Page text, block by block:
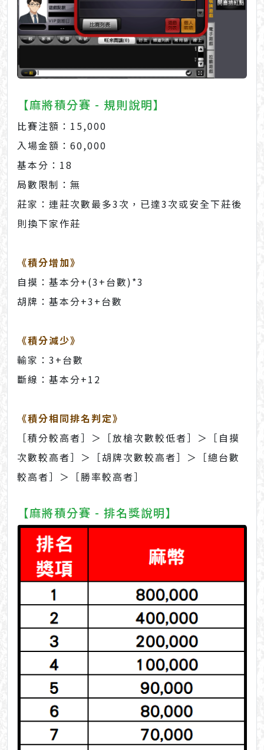
【麻將積分賽 - 規則說明】
比賽注額：15,000
入場金額：60,000
基本分：18
局數限制：無
莊家：連莊次數最多3次，已達3次或安全下莊後
則換下家作莊
《積分增加》
自摸：基本分+(3+台數)*3
胡牌：基本分+3+台數
《積分減少》
輸家：3+台數
斷線：基本分+12
《積分相同排名判定》
［積分較高者］＞［放槍次數較低者］＞［自摸
次數較高者］＞［胡牌次數較高者］＞［總台數
較高者］＞［勝率較高者］
【麻將積分賽 - 排名獎說明】